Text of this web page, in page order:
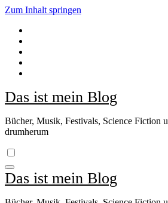
Zum Inhalt springen
Das ist mein Blog
Bücher, Musik, Festivals, Science Fiction
drumherum
Das ist mein Blog